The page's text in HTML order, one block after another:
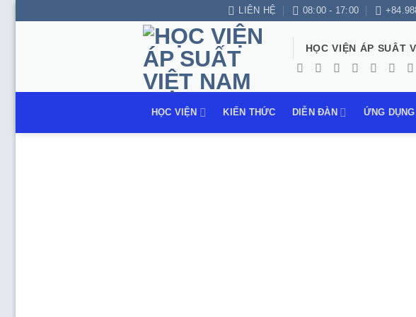
LIÊN HỆ 08:00 - 17:00
HỌC VIỆN ÁP SUÂT
HỌC VIỆN KIẾN THỨC DIỄN ĐÀN ỨNG DỤNG